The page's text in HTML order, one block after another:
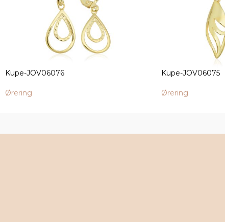
Kupe-JOV06076
Ørering
Kupe-JOV06075
Ørering